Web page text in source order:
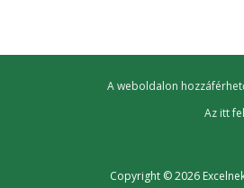
A weboldalon
Az itt
Copyright © 2026